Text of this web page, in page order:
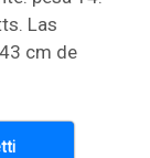
Las
cm de